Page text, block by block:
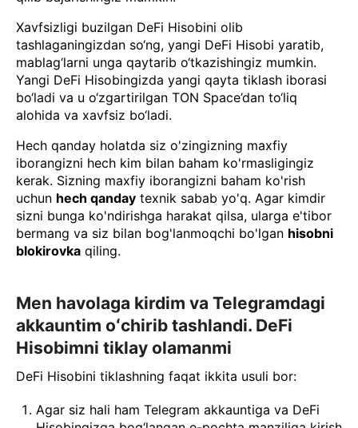
Xavfsizligi buzilgan DeFi Hisobini olib
tashlaganingizdan so‘ng, yangi DeFi Hisobi yaratib,
mablag‘larni unga qaytarib o‘tkazishingiz mumkin.
Yangi DeFi Hisobingizda yangi qayta tiklash iborasi
bo‘ladi va u o‘zgartirilgan TON Space’dan to‘liq
alohida va xavfsiz bo‘ladi.
Hech qanday holatda siz o'zingizning maxfiy
iborangizni hech kim bilan baham ko'rmasligingiz
kerak. Sizning maxfiy iborangizni baham ko'rish
uchun hech qanday texnik sabab yo'q. Agar kimdir
sizni bunga ko'ndirishga harakat qilsa, ularga e'tibor
bermang va siz bilan bog'lanmoqchi bo'lgan hisobni
blokirovka qiling.
Men havolaga kirdim va Telegramdagi
akkauntim oʻchirib tashlandi. DeFi
Hisobimni tiklay olamanmi
DeFi Hisobini tiklashning faqat ikkita usuli bor:
Agar siz hali ham Telegram akkauntiga va DeFi